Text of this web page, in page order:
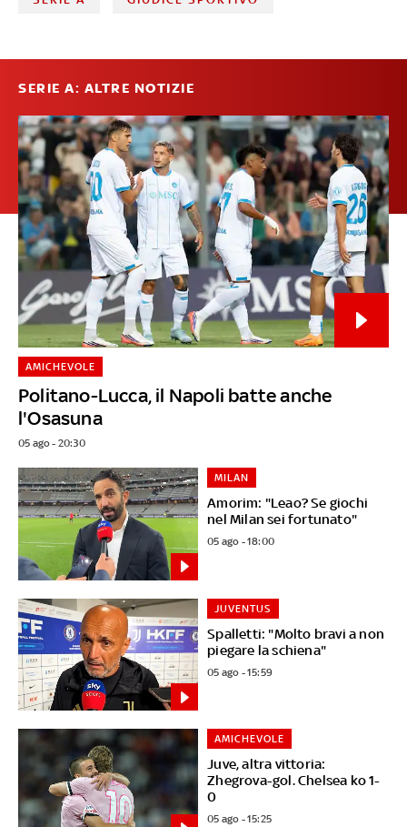
SERIE A: ALTRE NOTIZIE
Politano-Lucca, il Napoli batte anche
l'Osasuna
AMICHEVOLE
05 ago - 20:30
Amorim: "Leao? Se giochi
nel Milan sei fortunato"
MILAN
05 ago - 18:00
Spalletti: "Molto bravi a non
piegare la schiena"
JUVENTUS
05 ago - 15:59
Juve, altra vittoria:
Zhegrova-gol. Chelsea ko 1-
0
AMICHEVOLE
05 ago - 15:25